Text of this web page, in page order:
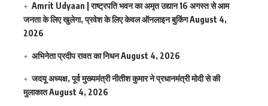
Amrit Udyaan | राष्ट्रपति भवन का अमृत उद्यान 16 अगस्त से आम
जनता के लिए खुलेगा, प्रवेश के लिए केवल ऑनलाइन बुकिंगAugust 4,
2026
अभिनेता प्रदीप रावत का निधनAugust 4, 2026
जदयू अध्यक्ष, पूर्व मुख्यमंत्री नीतीश कुमार ने प्रधानमंत्री मोदी से की
मुलाकातAugust 4, 2026